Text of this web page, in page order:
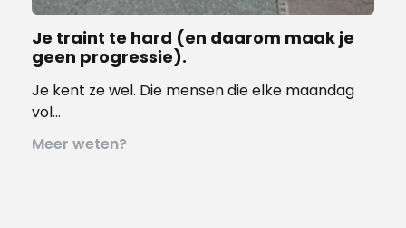
Je traint te hard (en daarom maak je
geen progressie).
Je kent ze wel. Die mensen die elke maandag
vol…
Meer weten?